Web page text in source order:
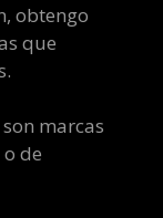
obtengo
que
marcas
de